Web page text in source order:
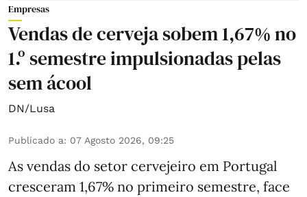
Empresas
Vendas de cerveja sobem 1,67% no
1.º semestre impulsionadas pelas
sem ácool
DN/Lusa
Publicado a: 07 Agosto 2026, 09:25
As vendas do setor cervejeiro em Portugal
cresceram 1,67% no primeiro semestre, face